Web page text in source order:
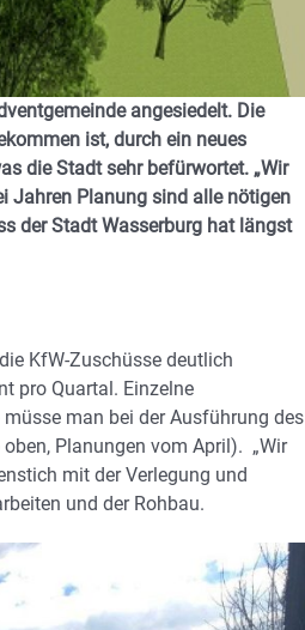
angesiedelt. Die
ist, durch ein neues
die Stadt sehr befürwortet. „Wir
Jahren Planung sind alle nötigen
der Stadt Wasserburg hat längst
KfW-Zuschüsse deutlich
pro Quartal. Einzelne
man bei der Ausführung des
Planungen vom April). „Wir
mit der Verlegung und
und der Rohbau.